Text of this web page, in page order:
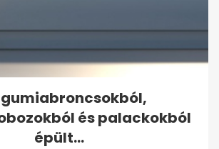
gumiabroncsokból,
és palackokból
épült...